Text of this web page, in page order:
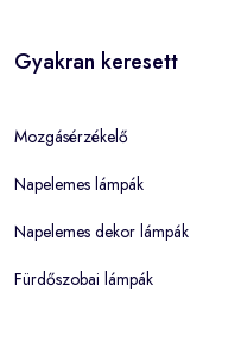
Gyakran keresett
Mozgásérzékelő
Napelemes lámpák
Napelemes dekor lámpák
Fürdőszobai lámpák